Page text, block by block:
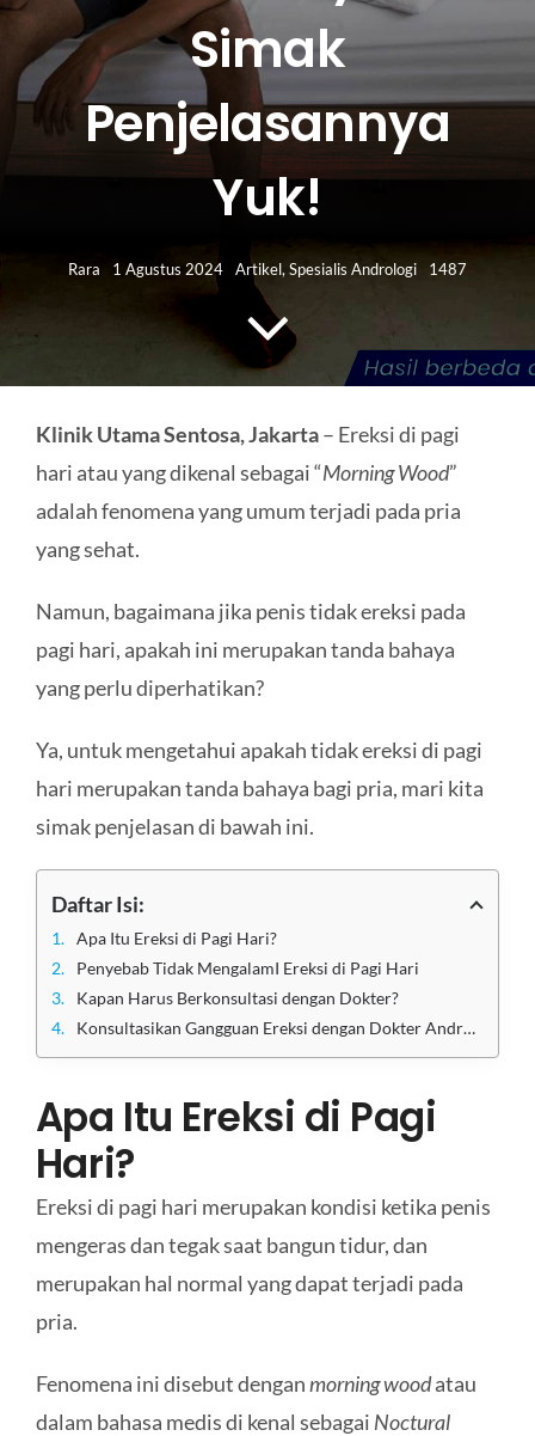
HUBUNGI KAMI
Search
for:
Simak
Penjelasannya
Yuk!
Rara 1 Agustus 2024 Artikel,Spesialis Andrologi 1487
Klinik Utama Sentosa, Jakarta– Ereksi di pagi
hari atau yang dikenal sebagai “Morning Wood”
adalah fenomena yang umum terjadi pada pria
yang sehat.
Namun, bagaimana jika penis tidak ereksi pada
pagi hari, apakah ini merupakan tanda bahaya
yang perlu diperhatikan?
Ya, untuk mengetahui apakah tidak ereksi di pagi
hari merupakan tanda bahaya bagi pria, mari kita
simak penjelasan di bawah ini.
Daftar Isi:
Apa Itu Ereksi di Pagi Hari?
Penyebab Tidak MengalamI Ereksi di Pagi Hari
Kapan Harus Berkonsultasi dengan Dokter?
Konsultasikan Gangguan Ereksi dengan Dokter Andrologi Berpengalaman di Klinik Utama Sentosa
Apa Itu Ereksi di Pagi
Hari?
Ereksi di pagi hari merupakan kondisi ketika penis
mengeras dan tegak saat bangun tidur, dan
merupakan hal normal yang dapat terjadi pada
pria.
Fenomena ini disebut denganmorning woodatau
dalam bahasa medis di kenal sebagai Noctural